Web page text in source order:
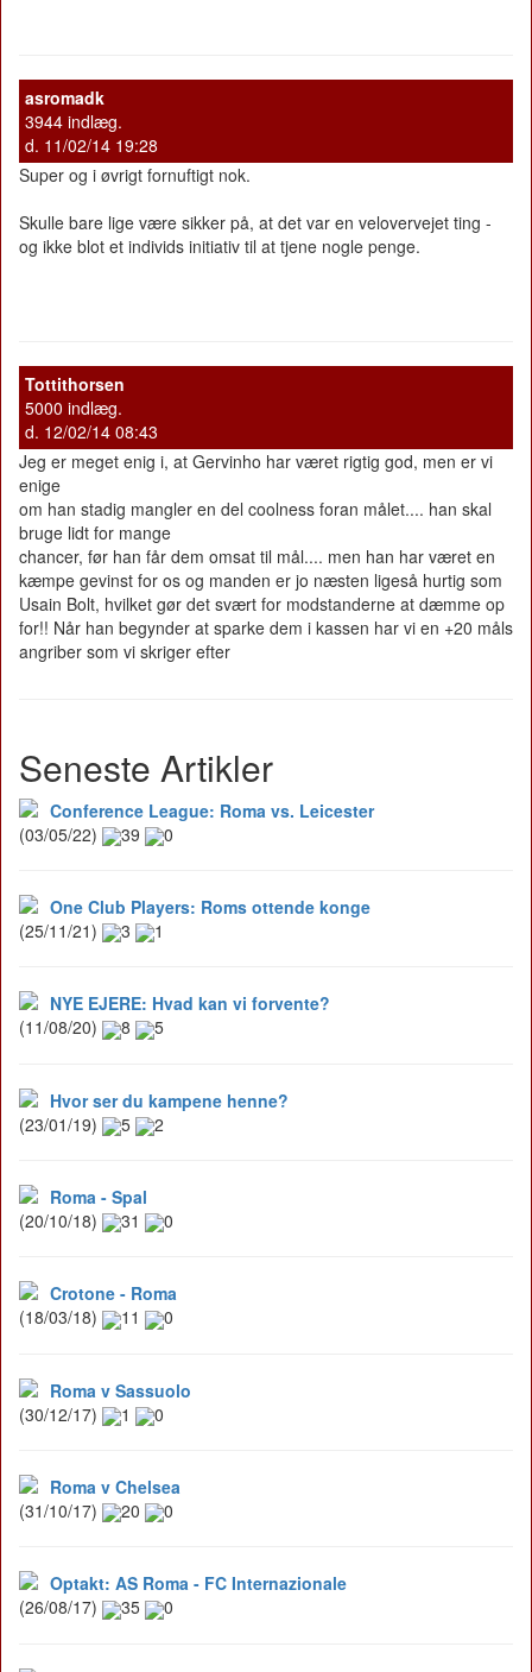
asromadk
3944 indlæg.
d. 11/02/14 19:28
Super og i øvrigt fornuftigt nok.
Skulle bare lige være sikker på, at det var en velovervejet ting -
og ikke blot et individs initiativ til at tjene nogle penge.
Tottithorsen
5000 indlæg.
d. 12/02/14 08:43
Jeg er meget enig i, at Gervinho har været rigtig god, men er vi
enige
om han stadig mangler en del coolness foran målet.... han skal
bruge lidt for mange
chancer, før han får dem omsat til mål.... men han har været en
kæmpe gevinst for os og manden er jo næsten ligeså hurtig som
Usain Bolt, hvilket gør det svært for modstanderne at dæmme op
for!! Når han begynder at sparke dem i kassen har vi en +20 måls
angriber som vi skriger efter
Seneste Artikler
Conference League: Roma vs. Leicester
(03/05/22)
39 0
One Club Players: Roms ottende konge
(25/11/21)
3 1
NYE EJERE: Hvad kan vi forvente?
(11/08/20)
8 5
Hvor ser du kampene henne?
(23/01/19)
5 2
Roma - Spal
(20/10/18)
31 0
Crotone - Roma
(18/03/18)
11 0
Roma v Sassuolo
(30/12/17)
1 0
Roma v Chelsea
(31/10/17)
20 0
Optakt: AS Roma - FC Internazionale
(26/08/17)
35 0